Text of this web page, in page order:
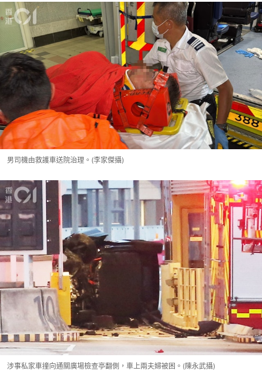
男司機由救護車送院治理。(李家傑攝)
涉事私家車撞向通關廣場檢查亭翻側，車上兩夫婦被困。(陳永武攝)